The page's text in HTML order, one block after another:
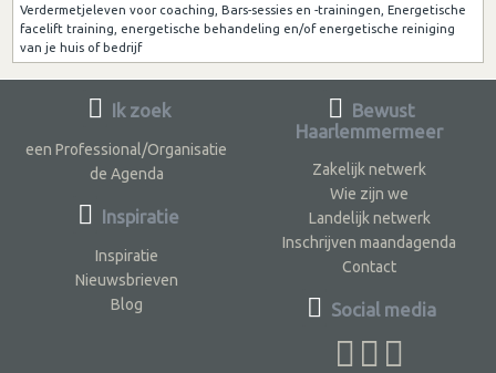
Verdermetjeleven voor coaching, Bars-sessies en -trainingen, Energetische
facelift training, energetische behandeling en/of energetische reiniging
van je huis of bedrijf
Ik zoek
een Professional/Organisatie
de Agenda
Inspiratie
Inspiratie
Nieuwsbrieven
Blog
Bewust
Haarlemmermeer
Zakelijk netwerk
Wie zijn we
Landelijk netwerk
Inschrijven maandagenda
Contact
Social media